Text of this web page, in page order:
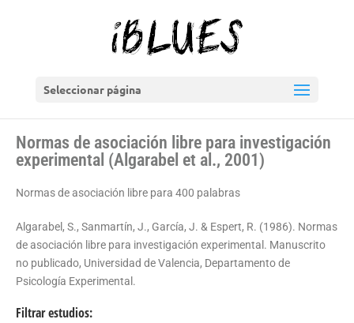
Seleccionar página
Normas de asociación libre para investigación
experimental (Algarabel et al., 2001)
Normas de asociación libre para 400 palabras
Algarabel, S., Sanmartín, J., García, J. & Espert, R. (1986). Normas
de asociación libre para investigación experimental. Manuscrito
no publicado, Universidad de Valencia, Departamento de
Psicología Experimental.
Filtrar estudios: